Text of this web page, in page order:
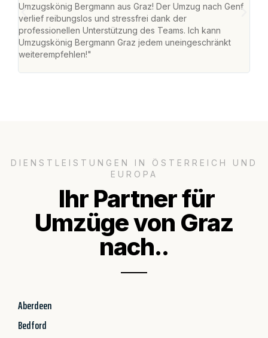
Umzugskönig Bergmann aus Graz! Der Umzug nach Genf
verlief reibungslos und stressfrei dank der
professionellen Unterstützung des Teams. Ich kann
Umzugskönig Bergmann Graz jedem uneingeschränkt
weiterempfehlen!"
DIENSTLEISTUNGEN IN ÖSTERREICH UND
EUROPA
Ihr Partner für
Umzüge von Graz
nach..
Aberdeen
Bedford